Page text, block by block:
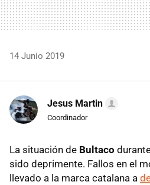
14 Junio 2019
Jesus Martin
Coordinador
La situación de Bultaco
sido deprimente. Fallos en el
llevado a la marca catalana a